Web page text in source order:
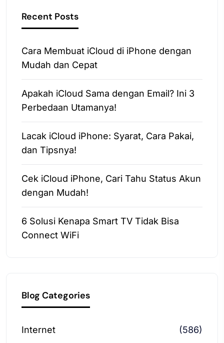
Recent Posts
Cara Membuat iCloud di iPhone dengan
Mudah dan Cepat
Apakah iCloud Sama dengan Email? Ini 3
Perbedaan Utamanya!
Lacak iCloud iPhone: Syarat, Cara Pakai,
dan Tipsnya!
Cek iCloud iPhone, Cari Tahu Status Akun
dengan Mudah!
6 Solusi Kenapa Smart TV Tidak Bisa
Connect WiFi
Blog Categories
Internet (586)